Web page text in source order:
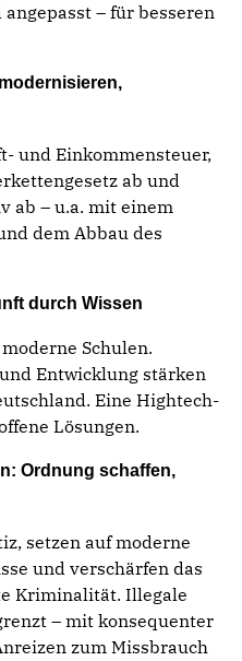
– für besseren
und Einkommensteuer,
ab und
ab – u.a. mit einem
dem Abbau des
durch Wissen
Schulen.
Entwicklung stärken
Eine Hightech-
Lösungen.
Ordnung schaffen,
setzen auf moderne
und verschärfen das
Kriminalität. Illegale
– mit konsequenter
zum Missbrauch